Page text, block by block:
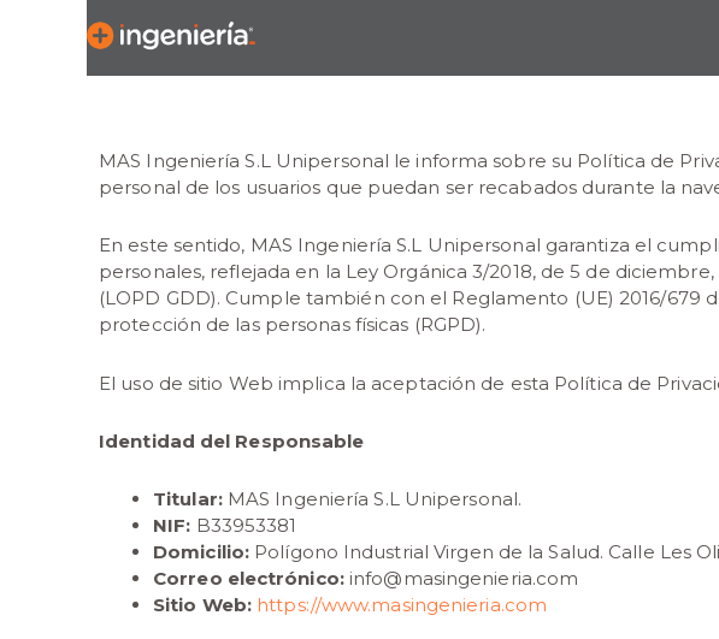
MAS Ingeniería S.L Unipersonal le informa sobre su Política de
personal de los usuarios que puedan ser recabados durante la
En este sentido, MAS Ingeniería S.L Unipersonal garantiza el
personales, reflejada en la Ley Orgánica 3/2018, de 5 de
(LOPD GDD). Cumple también con el Reglamento (UE) 2016/679
protección de las personas físicas (RGPD).
El uso de sitio Web implica la aceptación de esta Política de
Identidad del Responsable
Titular:MAS Ingeniería S.L Unipersonal.
NIF: B33953381
Domicilio: Polígono Industrial Virgen de la Salud. Calle Les
Correo electrónico:info@masingenieria.com
Sitio Web: https://www.masingenieria.com